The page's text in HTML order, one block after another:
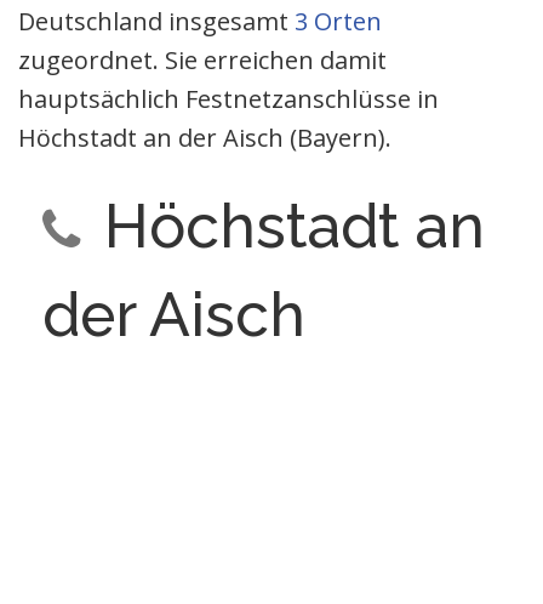
Deutschland insgesamt 3 Orten
zugeordnet. Sie erreichen damit
hauptsächlich Festnetzanschlüsse in
Höchstadt an der Aisch (Bayern).
Höchstadt an
der Aisch